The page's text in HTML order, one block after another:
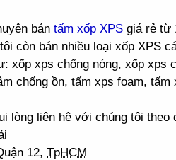
bán tấm xốp XPS giá rẻ từ
còn bán nhiều loại xốp XPS
xốp xps chống nóng, xốp xps
chống ồn, tấm xps foam, tấm
lòng liên hệ với chúng tôi theo
12, TpHCM